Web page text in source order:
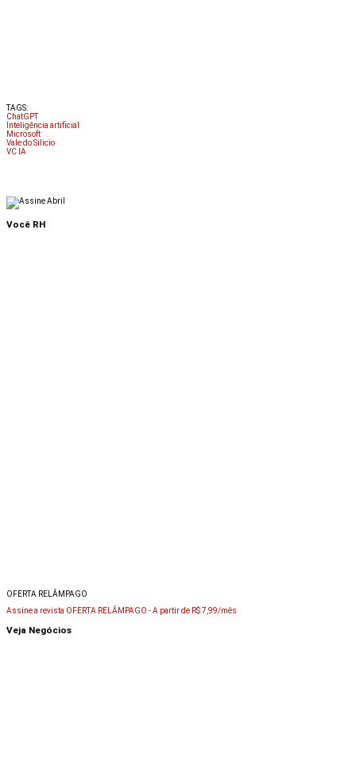
TAGS:
ChatGPT
Inteligência artificial
Microsoft
Vale do Silicio
VC IA
Você RH
OFERTA RELÂMPAGO
Assine a revista OFERTA RELÂMPAGO -A partir de R$ 7,99/mês
Veja Negócios